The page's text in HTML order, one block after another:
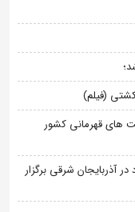
(فیلم)
های قهرمانی کشور
کشتی ساحلی نوجوانان از 17 مرداد در آذربایجان شرقی برگزار